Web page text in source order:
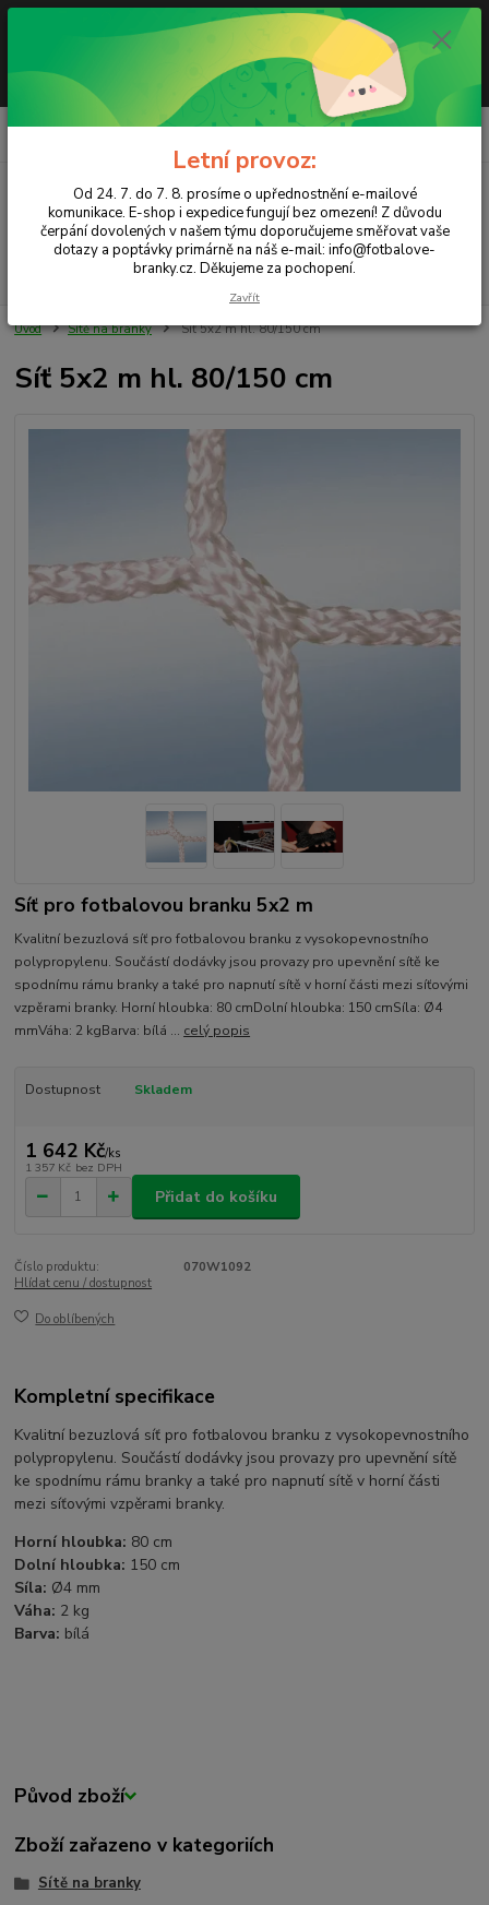
Letní provoz: Od 24. 7. do 7. 8. prosíme o upřednostnění e-mailové
komunikace. E-shop i expedice fungují bez omezení! Z důvodu čerpání
dovolených v našem týmu doporučujeme směřovat vaše dotazy a
poptávky primárně na náš e-mail info@fotbalove-branky.cz. Děkujeme za
pochopení.
Menu
0ks
Úvod Sítě na branky Síť 5x2 m hl. 80/150 cm
Síť 5x2 m hl. 80/150 cm
Síť pro fotbalovou branku 5x2 m
Kvalitní bezuzlová síť pro fotbalovou branku z vysokopevnostního
polypropylenu. Součástí dodávky jsou provazy pro upevnění sítě ke
spodnímu rámu branky a také pro napnutí sítě v horní části mezi síťovými
vzpěrami branky. Horní hloubka: 80 cmDolní hloubka: 150 cmSíla: Ø4
mmVáha: 2 kgBarva: bílá ... celý popis
Dostupnost Skladem
1 642 Kč/ks
1 357 Kč bez DPH
Přidat do košíku
Číslo produktu:
070W1092
Hlídat cenu / dostupnost
Do oblíbených
Kompletní specifikace
Kvalitní bezuzlová síť pro fotbalovou branku z vysokopevnostního
polypropylenu. Součástí dodávky jsou provazy pro upevnění sítě
ke spodnímu rámu branky a také pro napnutí sítě v horní části
mezi síťovými vzpěrami branky.
Horní hloubka: 80 cm
Dolní hloubka: 150 cm
Síla: Ø4 mm
Váha: 2 kg
Barva: bílá
Původ zboží
Zboží zařazeno v kategoriích
Sítě na branky
Letní provoz:
Od 24. 7. do 7. 8. prosíme o upřednostnění e-mailové
komunikace. E-shop i expedice fungují bez omezení! Z důvodu
čerpání dovolených v našem týmu doporučujeme směřovat vaše
dotazy a poptávky primárně na náš e-mail: info@fotbalove-
branky.cz. Děkujeme za pochopení.
Zavřít